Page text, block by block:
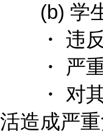
(b) 学生
・ 违反
・ 严重
・ 对其
活造成严重